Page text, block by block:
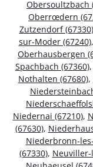
Obersoultzbach
Oberrœdern
Zutzendorf (67330)
sur-Moder (67240),
Oberhausbergen
Spachbach (67360),
Nothalten (67680),
Niedernai (67210),
(67630),
Niederbronn-
(67330), Neuviller-